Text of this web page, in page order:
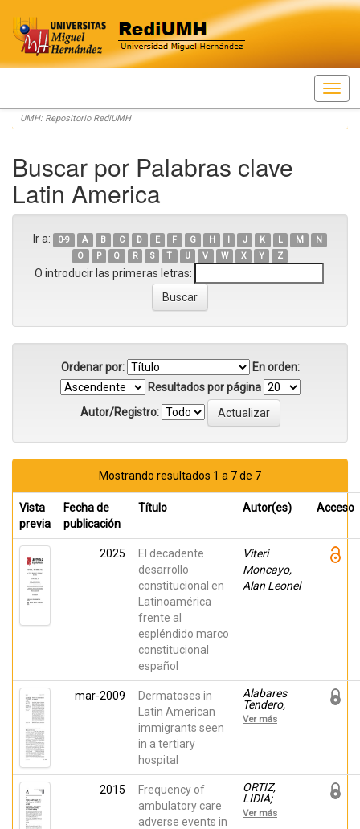
Skip
navigation
UMH: Repositorio RediUMH
Buscar por Palabras clave
Latin America
Ir a: 0-9 A B C D E F G H I J K L M
N
O
P Q R S T U V W X Y Z
O introducir las primeras letras:
Ordenar por:
En orden:
Resultados por página
Autor/Registro:
Mostrando resultados 1 a 7 de 7
Vista
previa
Fecha de
publicación
Título Autor(es) Acceso
2025
El decadente
desarrollo
constitucional en
Latinoamérica
frente al
espléndido marco
constitucional
español
Viteri
Moncayo,
Alan Leonel
mar-2009
Dermatoses in
Latin American
immigrants seen
in a tertiary
hospital
Alabares
Tendero,
María Pilar;
Belinchón ,
José
Manuel;
Sánchez-
Payá, José;
COSTA, Ana
Ver más
2015
Frequency of
ambulatory care
adverse events in
ORTIZ,
LIDIA;
Montserrat,
Dolors;
Ver más